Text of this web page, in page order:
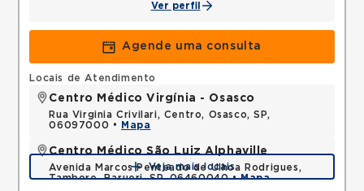
Ver perfil
Agende uma consulta
Locais de Atendimento
Centro Médico Virgínia - Osasco
Rua Virginia Crivilari, Centro, Osasco, SP,
06097000 •
Mapa
Centro Médico São Luiz Alphaville
Avenida Marcos Penteado de Ulhoa Rodrigues,
Tambore, Barueri, SP, 06460040 •Mapa
Veja mais locais